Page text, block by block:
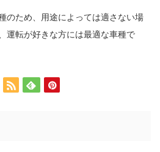
のため、用途によっては適さない場
運転が好きな方には最適な車種で